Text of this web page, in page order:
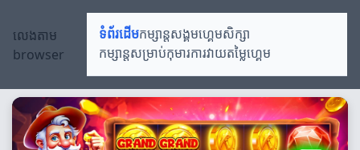
លេងតាម
browser
ទំព័រដើមកម្សាន្តសង្គមហ្គេមសិក្សា
កម្សាន្តសម្រាប់កុមារការវាយតម្លៃហ្គេម